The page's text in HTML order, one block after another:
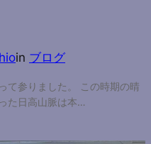
in ブログ
て参りました。 この時期の晴
た日高山脈は本…